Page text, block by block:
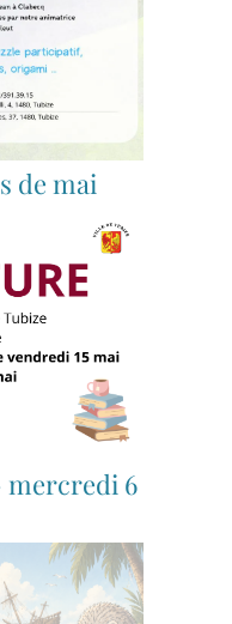
de mai
mercredi 6